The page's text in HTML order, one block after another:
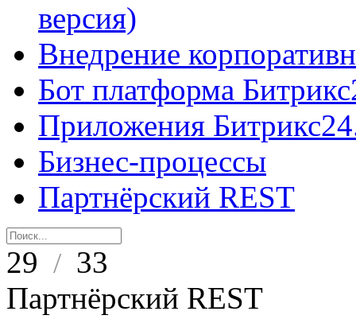
версия)
Внедрение
Бот платформа
Приложения
Бизнес-процессы
Партнёрский REST
29 / 33
Партнёрский REST